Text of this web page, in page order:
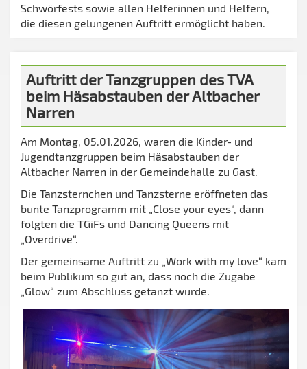
Schwörfests sowie allen Helferinnen und Helfern,
die diesen gelungenen Auftritt ermöglicht haben.
Auftritt der Tanzgruppen des TVA
beim Häsabstauben der Altbacher
Narren
Am Montag, 05.01.2026, waren die Kinder- und
Jugendtanzgruppen beim Häsabstauben der
Altbacher Narren in der Gemeindehalle zu Gast.
Die Tanzsternchen und Tanzsterne eröffneten das
bunte Tanzprogramm mit „Close your eyes“, dann
folgten die TGiFs und Dancing Queens mit
„Overdrive“.
Der gemeinsame Auftritt zu „Work with my love“ kam
beim Publikum so gut an, dass noch die Zugabe
„Glow“ zum Abschluss getanzt wurde.